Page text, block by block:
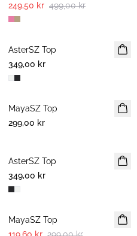
249,50 kr 499,00 kr
AsterSZ Top
349,00 kr
MayaSZ Top
299,00 kr
AsterSZ Top
349,00 kr
-60%
MayaSZ Top